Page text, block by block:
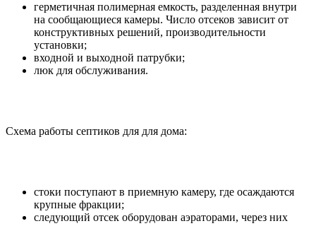
герметичная полимерная емкость, разделенная внутри
на сообщающиеся камеры. Число отсеков зависит от
конструктивных решений, производительности
установки;
входной и выходной патрубки;
люк для обслуживания.
Схема работы септиков для для дома:
стоки поступают в приемную камеру, где осаждаются
крупные фракции;
следующий отсек оборудован аэраторами, через них